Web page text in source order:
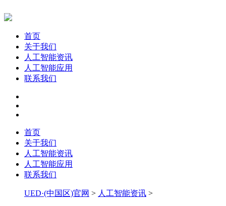
首页
关于我们
人工智能资讯
人工智能应用
联系我们
首页
关于我们
人工智能资讯
人工智能应用
联系我们
UED·(中国区)官网 > 人工智能资讯 >